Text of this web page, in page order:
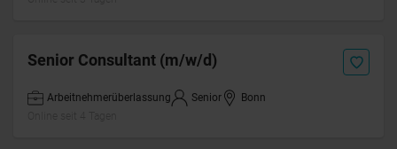
Senior Consultant (m/w/d)
Arbeitnehmerüberlassung Senior
Bonn